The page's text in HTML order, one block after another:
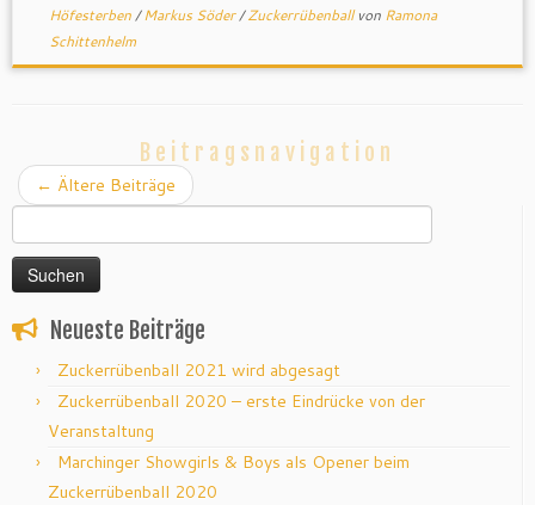
Höfesterben/Markus Söder/Zuckerrübenballvon Ramona
Schittenhelm
Beitragsnavigation
← Ältere Beiträge
nach:
Neueste Beiträge
Zuckerrübenball 2021 wird abgesagt
Zuckerrübenball 2020 – erste Eindrücke von der
Veranstaltung
Marchinger Showgirls & Boys als Opener beim
Zuckerrübenball 2020